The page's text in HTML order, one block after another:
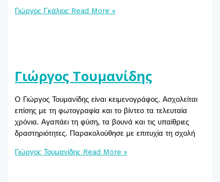
Γιώργος Γκάλιος Read More »
Γιώργος Τουμανίδης
Ο Γιώργος Τουμανίδης είναι κειμενογράφος. Ασχολείται
επίσης με τη φωτογραφία και το βίντεο τα τελευταία
χρόνια. Αγαπάει τη φύση, τα βουνά και τις υπαίθριες
δραστηριότητες. Παρακολούθησε με επιτυχία τη σχολή
Γιώργος Τουμανίδης Read More »